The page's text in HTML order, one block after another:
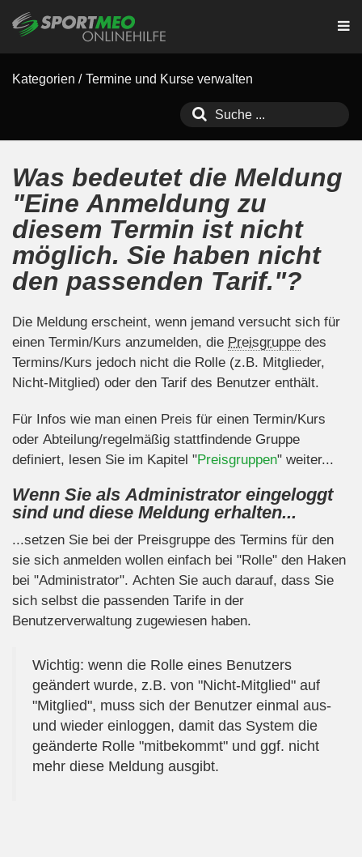
Kategorien / Termine und Kurse verwalten
Was bedeutet die Meldung
"Eine Anmeldung zu
diesem Termin ist nicht
möglich. Sie haben nicht
den passenden Tarif."?
Die Meldung erscheint, wenn jemand versucht sich für
einen Termin/Kurs anzumelden, die Preisgruppe des
Termins/Kurs jedoch nicht die Rolle (z.B. Mitglieder,
Nicht-Mitglied) oder den Tarif des Benutzer enthält.
Für Infos wie man einen Preis für einen Termin/Kurs
oder Abteilung/regelmäßig stattfindende Gruppe
definiert, lesen Sie im Kapitel "Preisgruppen" weiter...
Wenn Sie als Administrator eingeloggt
sind und diese Meldung erhalten...
...setzen Sie bei der Preisgruppe des Termins für den
sie sich anmelden wollen einfach bei "Rolle" den Haken
bei "Administrator". Achten Sie auch darauf, dass Sie
sich selbst die passenden Tarife in der
Benutzerverwaltung zugewiesen haben.
Wichtig: wenn die Rolle eines Benutzers
geändert wurde, z.B. von "Nicht-Mitglied" auf
"Mitglied", muss sich der Benutzer einmal aus-
und wieder einloggen, damit das System die
geänderte Rolle "mitbekommt" und ggf. nicht
mehr diese Meldung ausgibt.